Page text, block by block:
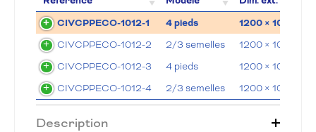
CIVCPPECO-1012-1
4 pieds 1200 × 1000 ×
CIVCPPECO-1012-2 2/3 semelles
1200 × 1000 ×
CIVCPPECO-1012-3
4 pieds
1200 × 1000 ×
CIVCPPECO-1012-4
2/3 semelles 1200 × 1000 ×
Description